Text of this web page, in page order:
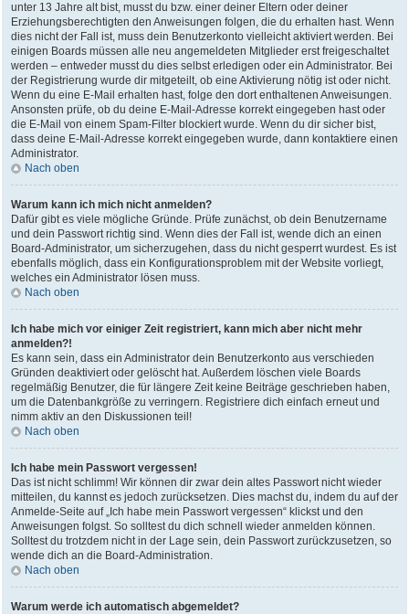
unter 13 Jahre alt bist, musst du bzw. einer deiner Eltern oder deiner
Erziehungsberechtigten den Anweisungen folgen, die du erhalten hast. Wenn
dies nicht der Fall ist, muss dein Benutzerkonto vielleicht aktiviert werden. Bei
einigen Boards müssen alle neu angemeldeten Mitglieder erst freigeschaltet
werden – entweder musst du dies selbst erledigen oder ein Administrator. Bei
der Registrierung wurde dir mitgeteilt, ob eine Aktivierung nötig ist oder nicht.
Wenn du eine E-Mail erhalten hast, folge den dort enthaltenen Anweisungen.
Ansonsten prüfe, ob du deine E-Mail-Adresse korrekt eingegeben hast oder
die E-Mail von einem Spam-Filter blockiert wurde. Wenn du dir sicher bist,
dass deine E-Mail-Adresse korrekt eingegeben wurde, dann kontaktiere einen
Administrator.
Nach oben
Warum kann ich mich nicht anmelden?
Dafür gibt es viele mögliche Gründe. Prüfe zunächst, ob dein Benutzername
und dein Passwort richtig sind. Wenn dies der Fall ist, wende dich an einen
Board-Administrator, um sicherzugehen, dass du nicht gesperrt wurdest. Es ist
ebenfalls möglich, dass ein Konfigurationsproblem mit der Website vorliegt,
welches ein Administrator lösen muss.
Nach oben
Ich habe mich vor einiger Zeit registriert, kann mich aber nicht mehr
anmelden?!
Es kann sein, dass ein Administrator dein Benutzerkonto aus verschieden
Gründen deaktiviert oder gelöscht hat. Außerdem löschen viele Boards
regelmäßig Benutzer, die für längere Zeit keine Beiträge geschrieben haben,
um die Datenbankgröße zu verringern. Registriere dich einfach erneut und
nimm aktiv an den Diskussionen teil!
Nach oben
Ich habe mein Passwort vergessen!
Das ist nicht schlimm! Wir können dir zwar dein altes Passwort nicht wieder
mitteilen, du kannst es jedoch zurücksetzen. Dies machst du, indem du auf der
Anmelde-Seite auf „Ich habe mein Passwort vergessen“ klickst und den
Anweisungen folgst. So solltest du dich schnell wieder anmelden können.
Solltest du trotzdem nicht in der Lage sein, dein Passwort zurückzusetzen, so
wende dich an die Board-Administration.
Nach oben
Warum werde ich automatisch abgemeldet?